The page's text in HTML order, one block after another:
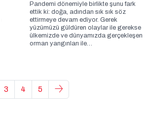
Pandemi dönemiyle birlikte şunu fark
ettik ki: doğa, adından sık sık söz
ettirmeye devam ediyor. Gerek
yüzümüzü güldüren olaylar ile gerekse
ülkemizde ve dünyamızda gerçekleşen
orman yangınları ile…
3 4 5